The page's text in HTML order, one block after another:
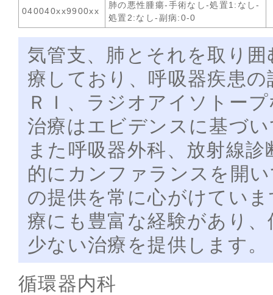
040040xx9900xx
肺の悪性腫瘍-手術なし-処置1:なし-
処置2:なし-副病:0-0
気管支、肺とそれを取り
療しており、呼吸器疾患
ＲＩ、ラジオアイソトー
治療はエビデンスに基づ
また呼吸器外科、放射線
的にカンファランスを開
の提供を常に心がけてい
療にも豊富な経験があり
少ない治療を提供します。
循環器内科